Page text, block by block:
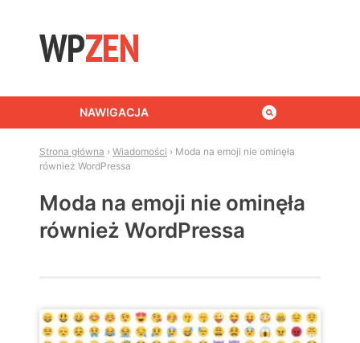
NAWIGACJA
Strona główna › Wiadomości › Moda na emoji nie ominęła
również WordPressa
Moda na emoji nie ominęła
również WordPressa